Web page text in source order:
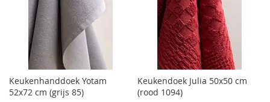
Keukenhanddoek Yotam
52x72 cm (grijs 85)
Keukendoek Julia 50x50 cm
(rood 1094)